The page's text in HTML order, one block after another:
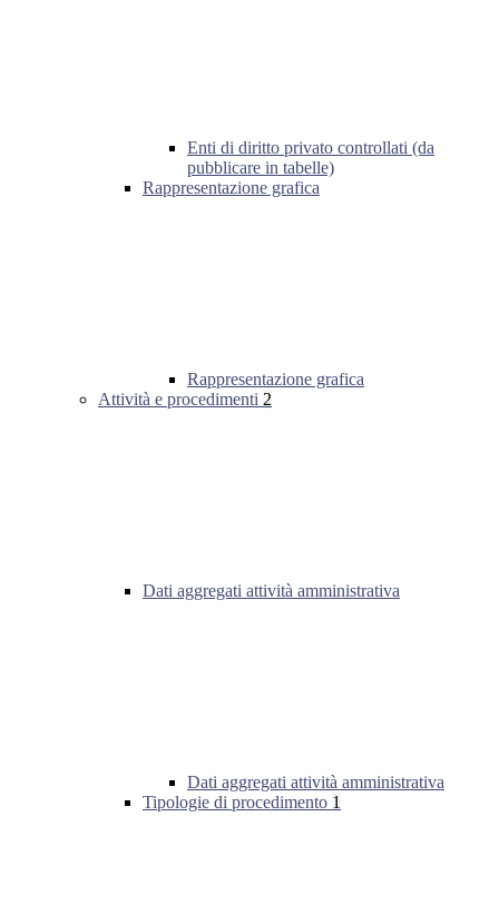
Enti di diritto privato controllati (da
pubblicare in tabelle)
Rappresentazione grafica
Rappresentazione grafica
Attività e procedimenti 2
Dati aggregati attività amministrativa
Dati aggregati attività amministrativa
Tipologie di procedimento 1